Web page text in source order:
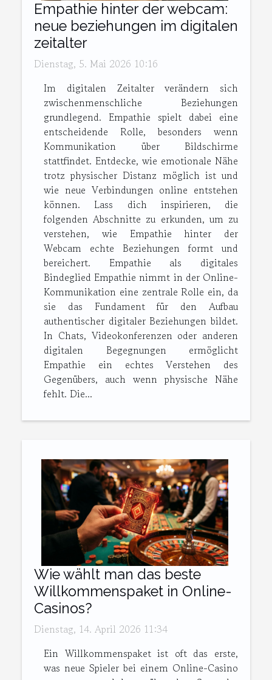
Empathie hinter der webcam:
neue beziehungen im digitalen
zeitalter
Dienstag, 5. Mai 2026 10:16
Im digitalen Zeitalter verändern sich
zwischenmenschliche Beziehungen
grundlegend. Empathie spielt dabei eine
entscheidende Rolle, besonders wenn
Kommunikation über Bildschirme
stattfindet. Entdecke, wie emotionale Nähe
trotz physischer Distanz möglich ist und
wie neue Verbindungen online entstehen
können. Lass dich inspirieren, die
folgenden Abschnitte zu erkunden, um zu
verstehen, wie Empathie hinter der
Webcam echte Beziehungen formt und
bereichert. Empathie als digitales
Bindeglied Empathie nimmt in der Online-
Kommunikation eine zentrale Rolle ein, da
sie das Fundament für den Aufbau
authentischer digitaler Beziehungen bildet.
In Chats, Videokonferenzen oder anderen
digitalen Begegnungen ermöglicht
Empathie ein echtes Verstehen des
Gegenübers, auch wenn physische Nähe
fehlt. Die...
Wie wählt man das beste
Willkommenspaket in Online-
Casinos?
Dienstag, 14. April 2026 11:34
Ein Willkommenspaket ist oft das erste,
was neue Spieler bei einem Online-Casino